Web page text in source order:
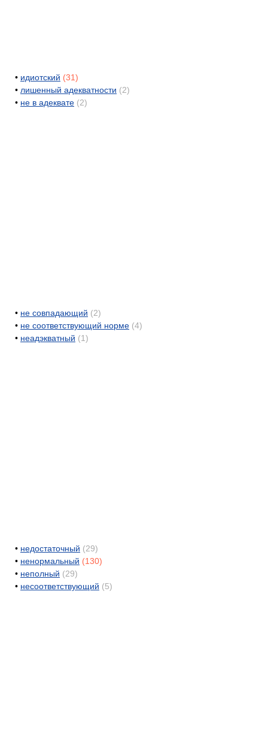
• идиотский (31)
• лишенный адекватности (2)
• не в адеквате (2)
• не совпадающий (2)
• не соответствующий норме (4)
• неадэкватный (1)
• недостаточный (29)
• ненормальный (130)
• неполный (29)
• несоответствующий (5)